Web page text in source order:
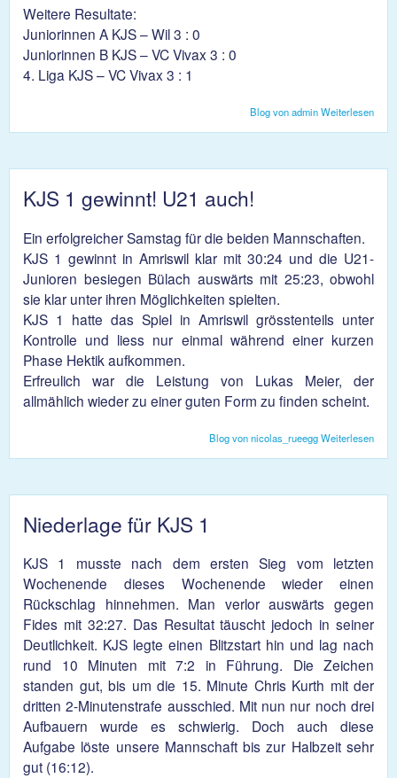
Weitere Resultate:
Juniorinnen A KJS – Wil 3 : 0
Juniorinnen B KJS – VC Vivax 3 : 0
4. Liga KJS – VC Vivax 3 : 1
Weiterlesen
Blog von admin
KJS 1 gewinnt! U21 auch!
Ein erfolgreicher Samstag für die beiden Mannschaften.
KJS 1 gewinnt in Amriswil klar mit 30:24 und die U21-
Junioren besiegen Bülach auswärts mit 25:23, obwohl
sie klar unter ihren Möglichkeiten spielten.
KJS 1 hatte das Spiel in Amriswil grösstenteils unter
Kontrolle und liess nur einmal während einer kurzen
Phase Hektik aufkommen.
Erfreulich war die Leistung von Lukas Meier, der
allmählich wieder zu einer guten Form zu finden scheint.
Weiterlesen
auch!
Blog von nicolas_rueegg
Niederlage für KJS 1
KJS 1 musste nach dem ersten Sieg vom letzten
Wochenende dieses Wochenende wieder einen
Rückschlag hinnehmen. Man verlor auswärts gegen
Fides mit 32:27. Das Resultat täuscht jedoch in seiner
Deutlichkeit. KJS legte einen Blitzstart hin und lag nach
rund 10 Minuten mit 7:2 in Führung. Die Zeichen
standen gut, bis um die 15. Minute Chris Kurth mit der
dritten 2-Minutenstrafe ausschied. Mit nun nur noch drei
Aufbauern wurde es schwierig. Doch auch diese
Aufgabe löste unsere Mannschaft bis zur Halbzeit sehr
gut (16:12).